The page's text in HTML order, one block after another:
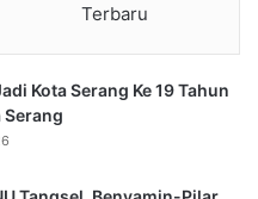
Terbaru
Kota Serang Ke 19 Tahun
Serang